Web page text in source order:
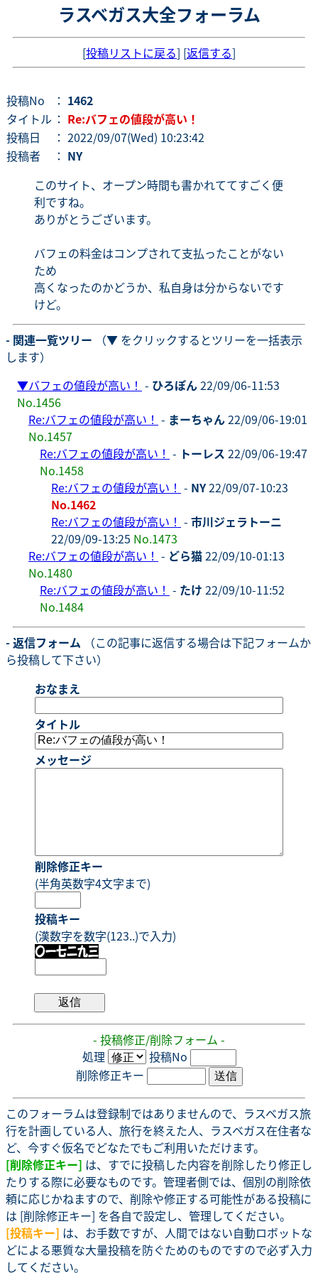
ラスベガス大全フォーラム
[投稿リストに戻る] [返信する]
投稿No ： 1462
タイトル ： Re:バフェの値段が高い！
投稿日
： 2022/09/07(Wed) 10:23:42
投稿者
： NY
このサイト、オープン時間も書かれててすごく便
利ですね。
ありがとうございます。
バフェの料金はコンプされて支払ったことがない
ため
高くなったのかどうか、私自身は分からないです
けど。
- 関連一覧ツリー （▼ をクリックするとツリーを一括表示
します）
▼バフェの値段が高い！ - ひろぽん22/09/06-11:53
No.1456
Re:バフェの値段が高い！ - まーちゃん22/09/06-19:01
No.1457
Re:バフェの値段が高い！ - トーレス 22/09/06-19:47
No.1458
Re:バフェの値段が高い！ - NY22/09/07-10:23
No.1462
Re:バフェの値段が高い！ - 市川ジェラトーニ
22/09/09-13:25 No.1473
Re:バフェの値段が高い！ - どら猫22/09/10-01:13
No.1480
Re:バフェの値段が高い！ - たけ 22/09/10-11:52
No.1484
- 返信フォーム （この記事に返信する場合は下記フォームか
ら投稿して下さい）
おなまえ
タイトル
メッセージ
削除修正キー
(半角英数字4文字まで)
投稿キー
(漢数字を数字(123..)で入力)
- 投稿修正/削除フォーム -
処理
投稿No
削除修正キー
このフォーラムは登録制ではありませんので、ラスベガス旅
行を計画している人、旅行を終えた人、ラスベガス在住者な
ど、今すぐ仮名でどなたでもご利用いただけます。
[削除修正キー] は、すでに投稿した内容を削除したり修正し
たりする際に必要なものです。管理者側では、個別の削除依
頼に応じかねますので、削除や修正する可能性がある投稿に
は [削除修正キー] を各自で設定し、管理してください。
[投稿キー] は、お手数ですが、人間ではない自動ロボットな
どによる悪質な大量投稿を防ぐためのものですので必ず入力
してください。